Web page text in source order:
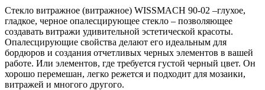
Стекло витражное (витражное) WISSMACH 90-02 –глухое,
гладкое, черное опалесцирующее стекло – позволяющее
создавать витражи удивительной эстетической красоты.
Опалесцирующие свойства делают его идеальным для
бордюров и создания отчетливых черных элементов в вашей
работе. Или элементов, где требуется густой черный цвет. Он
хорошо перемешан, легко режется и подходит для мозаики,
витражей и многого другого.